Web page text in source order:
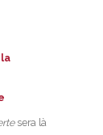
sera là